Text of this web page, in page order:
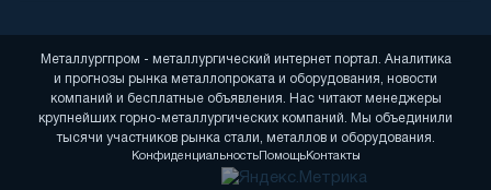
Металлургпром - металлургический интернет портал. Аналитика
и прогнозы рынка металлопроката и оборудования, новости
компаний и бесплатные объявления. Нас читают менеджеры
крупнейших горно-металлургических компаний. Мы объединили
тысячи участников рынка стали, металлов и оборудования.
КонфиденциальностьПомощьКонтакты